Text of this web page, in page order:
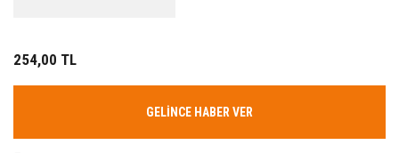
254,00 TL
GELİNCE HABER VER